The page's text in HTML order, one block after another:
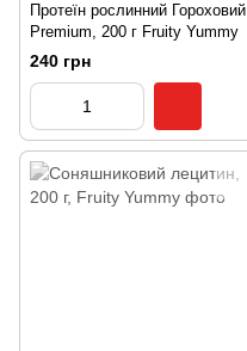
Протеїн рослинний Гороховий
Premium, 200 г Fruity Yummy
240 грн